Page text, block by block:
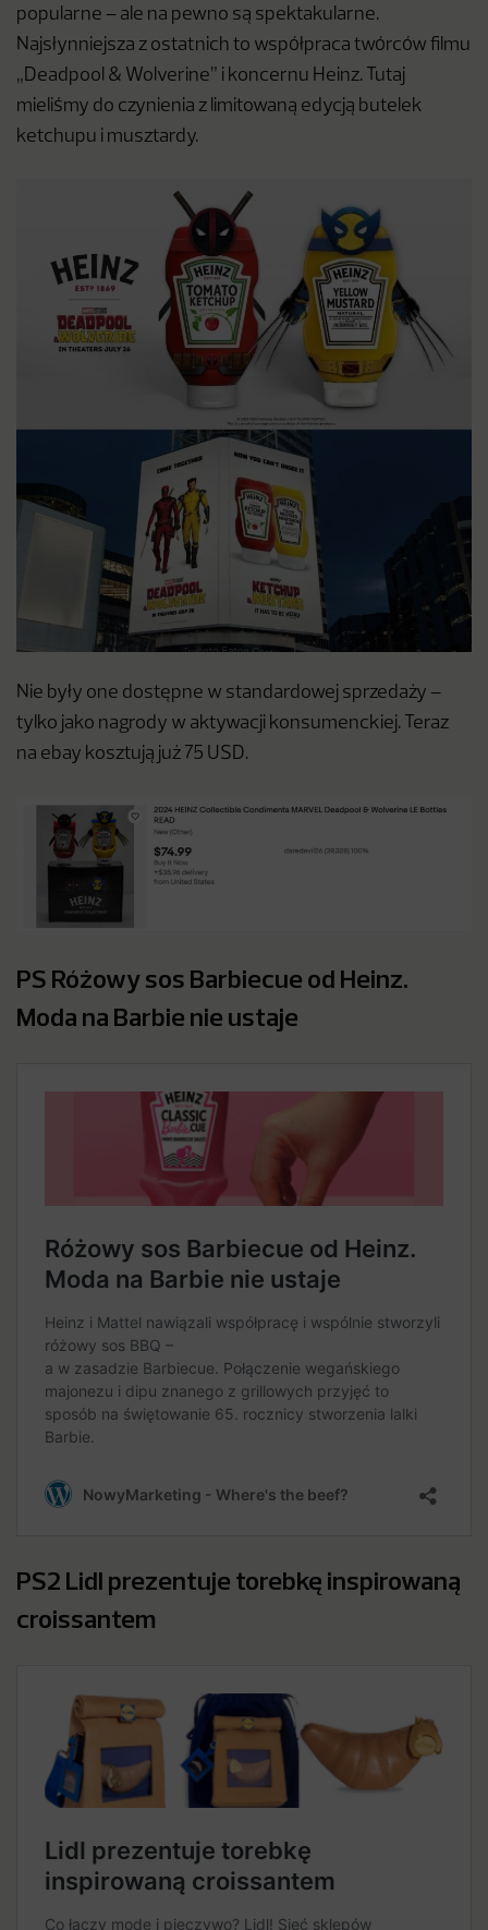
popularne – ale na pewno są spektakularne.
Najsłynniejsza z ostatnich to współpraca twórców filmu
„Deadpool & Wolverine” i koncernu Heinz. Tutaj
mieliśmy do czynienia z limitowaną edycją butelek
ketchupu i musztardy.
Nie były one dostępne w standardowej sprzedaży –
tylko jako nagrody w aktywacji konsumenckiej. Teraz
na ebay kosztują już 75 USD.
PS Różowy sos Barbiecue od Heinz.
Moda na Barbie nie ustaje
PS2 Lidl prezentuje torebkę inspirowaną
croissantem